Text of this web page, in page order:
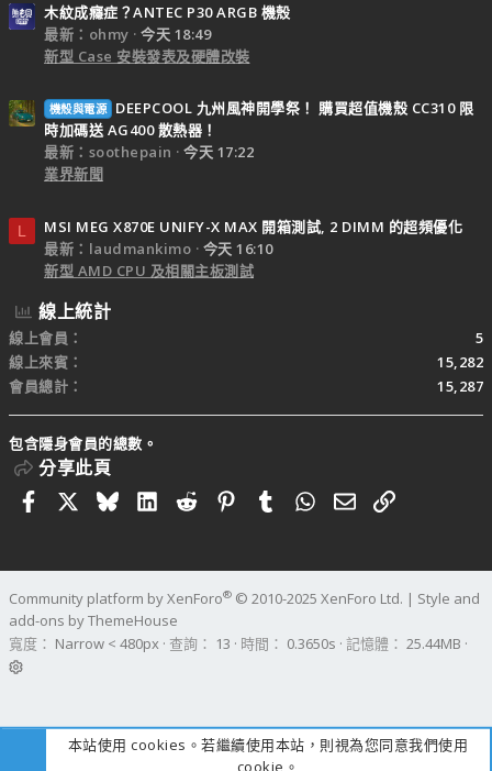
木紋成癮症？ANTEC P30 ARGB 機殼
最新：ohmy
今天 18:49
新型 Case 安裝發表及硬體改裝
機殼與電源
DEEPCOOL 九州風神開學祭！ 購買超值機殼 CC310 限
時加碼送 AG400 散熱器！
最新：soothepain
今天 17:22
業界新聞
L
MSI MEG X870E UNIFY-X MAX 開箱測試, 2 DIMM 的超頻優化
最新：laudmankimo
今天 16:10
新型 AMD CPU 及相關主板測試
線上統計
線上會員
5
線上來賓
15,282
會員總計
15,287
包含隱身會員的總數。
分享此頁
FacebookBlueskyLinkedIn
RedditPinterestTumblrWhatsApp
電子郵件
連結
Community platform by XenForo® © 2010-2025 XenForo Ltd. | Style and
add-ons by ThemeHouse
寬度
查詢 13 時間 0.3650s 記憶體 25.44MB
本站使用 cookies。若繼續使用本站，則視為您同意我們使用
cookie。